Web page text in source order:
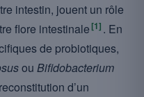
intestin, jouent un rôle
flore intestinale [1] . En
de probiotiques,
ou Bifidobacterium
d’un